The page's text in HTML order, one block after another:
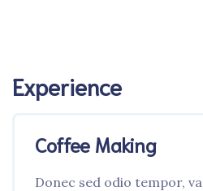
Experience
Coffee Making
Donec sed odio tempor,